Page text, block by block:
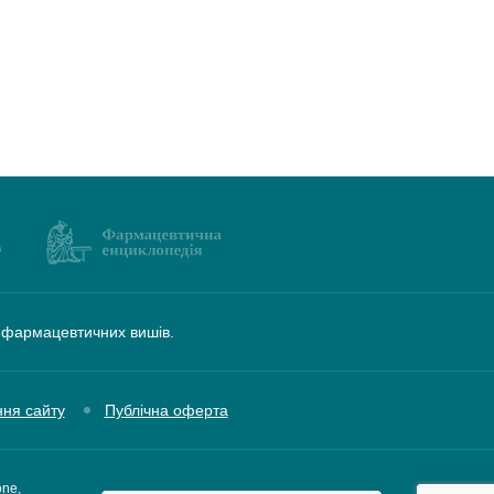
вишів.
сайту Публічна оферта